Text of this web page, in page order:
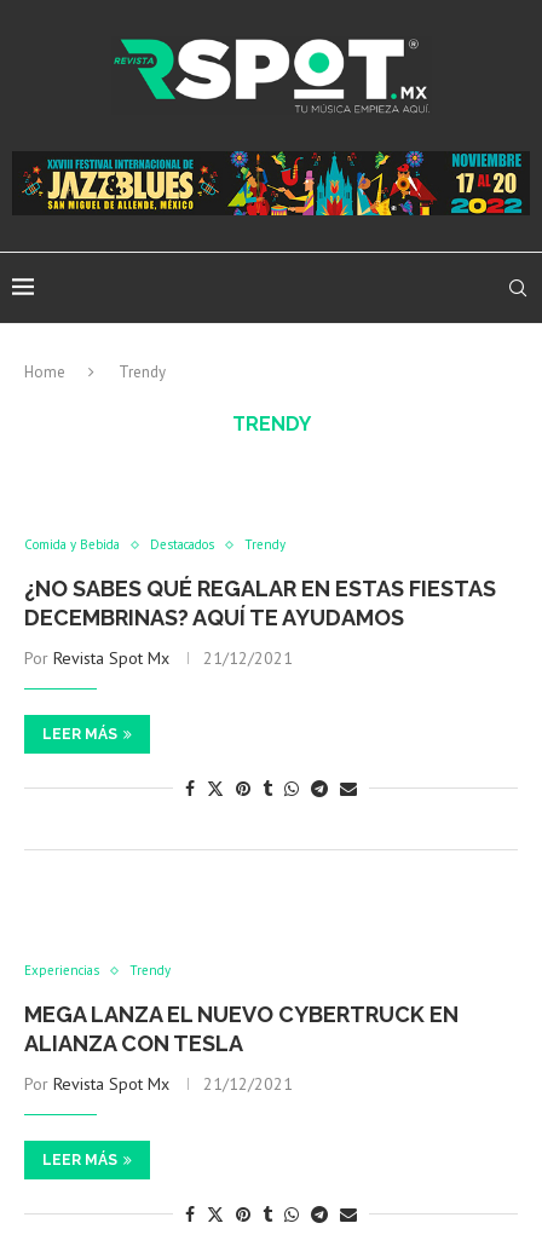
Home Trendy
TRENDY
Comida y Bebida Destacados Trendy
¿NO SABES QUÉ REGALAR EN ESTAS FIESTAS
DECEMBRINAS? AQUÍ TE AYUDAMOS
Por Revista Spot Mx 21/12/2021
LEER MÁS
Experiencias Trendy
MEGA LANZA EL NUEVO CYBERTRUCK EN
ALIANZA CON TESLA
Por Revista Spot Mx 21/12/2021
LEER MÁS